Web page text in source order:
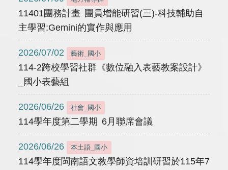
11401團務計畫 團員增能研習(三)-科技輔助自
主學習:Gemini的實作與應用
2026/07/02 藝術_國小
114-2跨校學習社群《數位融入表藝教案設計》
_國小表藝組
2026/06/26 社會_國小
114學年度第二學期 6月聯席會議
2026/06/26 本土語_國小
114學年度閩南語文教學師資培訓研習於115年7